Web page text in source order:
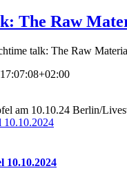
The Raw
talk: The Raw
10.10.2024
10.10.2024